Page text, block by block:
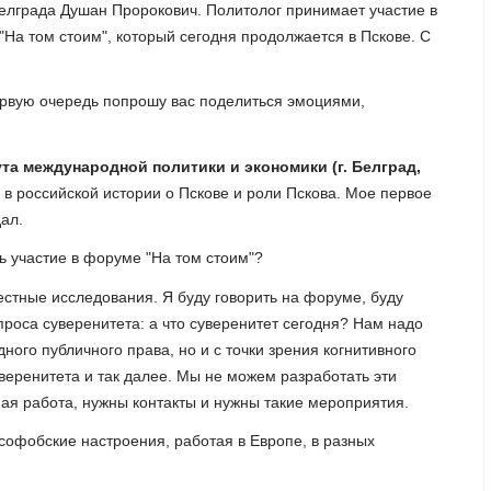
Душан Пророкович. Политолог принимает участие в
том стоим", который сегодня продолжается в Пскове. С
очередь попрошу вас поделиться эмоциями,
международной политики и экономики (г. Белград,
российской истории о Пскове и роли Пскова. Мое первое
в форуме "На том стоим"?
исследования. Я буду говорить на форуме, буду
суверенитета: а что суверенитет сегодня? Нам надо
публичного права, но и с точки зрения когнитивного
и так далее. Мы не можем разработать эти
работа, нужны контакты и нужны такие мероприятия.
настроения, работая в Европе, в разных